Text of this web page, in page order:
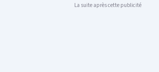
La suite après cette publicité